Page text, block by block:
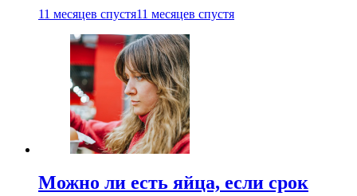
11 месяцев спустя11 месяцев спустя
Можно ли есть яйца, если срок